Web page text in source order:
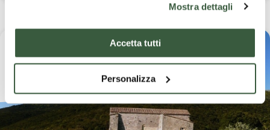
Mostra dettagli
Accetta tutti
Personalizza
#4